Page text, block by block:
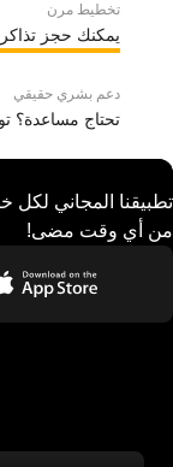
تخطيط مرن
يمكنك حجز
دعم بشري حقيقي
تحتاج مساعدة؟
تطبيقنا المجاني
من أي وقت مضى!